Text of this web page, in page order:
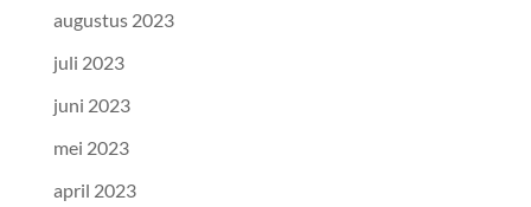
augustus 2023
juli 2023
juni 2023
mei 2023
april 2023